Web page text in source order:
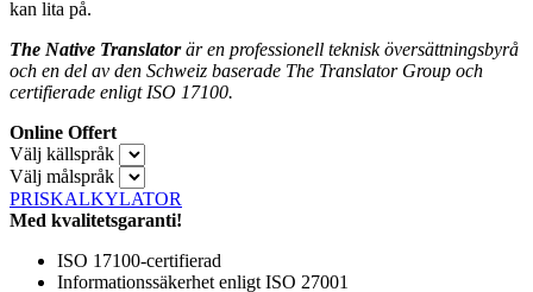
kan lita på.
The Native Translatorär en professionell teknisk översättningsbyrå
och en del av den Schweiz baserade The Translator Group och
certifierade enligt ISO 17100.
Online Offert
Välj källspråk
Välj målspråk
PRISKALKYLATOR
Med kvalitetsgaranti!
ISO 17100-certifierad
Informationssäkerhet enligt ISO 27001